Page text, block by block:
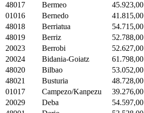
48017
Bermeo 45.923,00
01016
Bernedo 41.815,00
48018
Berriatua 54.715,00
48019
Berriz 52.788,00
20023
Berrobi 52.627,00
20024
Bidania-Goiatz 61.798,00
48020
Bilbao 53.052,00
48021
Busturia 48.728,00
01017
Campezo/Kanpezu 39.276,00
20029
Deba 54.597,00